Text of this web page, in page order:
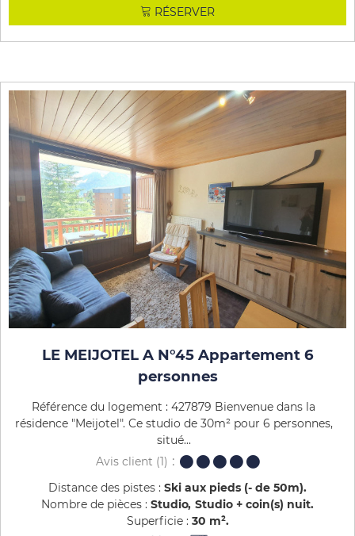
RÉSERVER
LE MEIJOTEL A N°45 Appartement 6
personnes
Référence du logement : 427879 Bienvenue dans la
résidence "Meijotel". Ce studio de 30m² pour 6 personnes,
situé...
Avis client (1)
Distance des pistes : Ski aux pieds (- de 50m)
Nombre de pièces : Studio Studio + coin(s) nuit
Superficie : 30 m²